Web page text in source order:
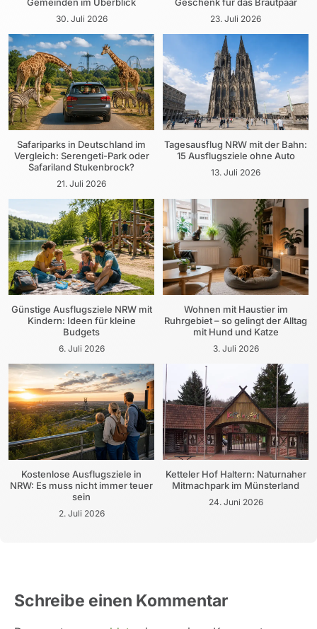
30. Juli 2026 23. Juli 2026
Safariparks in Deutschland im
Vergleich: Serengeti-Park oder
Safariland Stukenbrock?
21. Juli 2026
Tagesausflug NRW mit der Bahn:
15 Ausflugsziele ohne Auto
13. Juli 2026
Günstige Ausflugsziele NRW mit
Kindern: Ideen für kleine
Budgets
6. Juli 2026
Wohnen mit Haustier im
Ruhrgebiet – so gelingt der Alltag
mit Hund und Katze
3. Juli 2026
Kostenlose Ausflugsziele in
NRW: Es muss nicht immer teuer
sein
2. Juli 2026
Ketteler Hof Haltern: Naturnaher
Mitmachpark im Münsterland
24. Juni 2026
Schreibe einen Kommentar